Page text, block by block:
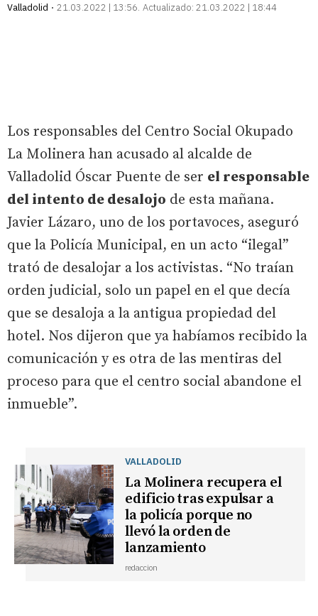
Valladolid
21.03.2022 | 13:56 Actualizado: 21.03.2022 | 18:44
Los responsables del Centro Social Okupado
La Molinera han acusado al alcalde de
Valladolid Óscar Puente de ser el responsable
del intento de desalojo de esta mañana.
Javier Lázaro, uno de los portavoces, aseguró
que la Policía Municipal, en un acto “ilegal”
trató de desalojar a los activistas. “No traían
orden judicial, solo un papel en el que decía
que se desaloja a la antigua propiedad del
hotel. Nos dijeron que ya habíamos recibido la
comunicación y es otra de las mentiras del
proceso para que el centro social abandone el
inmueble”.
VALLADOLID
La Molinera recupera el
edificio tras expulsar a
la policía porque no
llevó la orden de
lanzamiento
redaccion